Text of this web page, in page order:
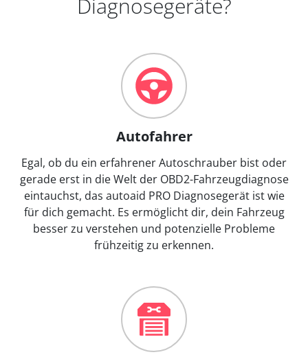
Diagnosegeräte?
Autofahrer
Egal, ob du ein erfahrener Autoschrauber bist oder
gerade erst in die Welt der OBD2-Fahrzeugdiagnose
eintauchst, das autoaid PRO Diagnosegerät ist wie
für dich gemacht. Es ermöglicht dir, dein Fahrzeug
besser zu verstehen und potenzielle Probleme
frühzeitig zu erkennen.